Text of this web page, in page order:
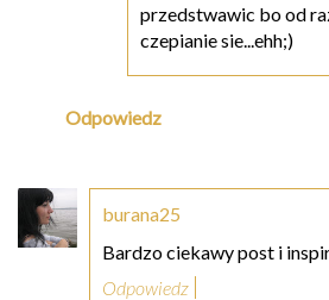
przedstwawic bo od
czepianie sie...ehh;)
Odpowiedz
burana25
Bardzo ciekawy post i
Odpowiedz